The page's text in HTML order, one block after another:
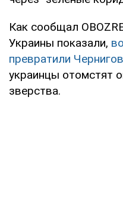
Как сообщал
Украины показали,
превратили Чернигов
украинцы отомстят
зверства.